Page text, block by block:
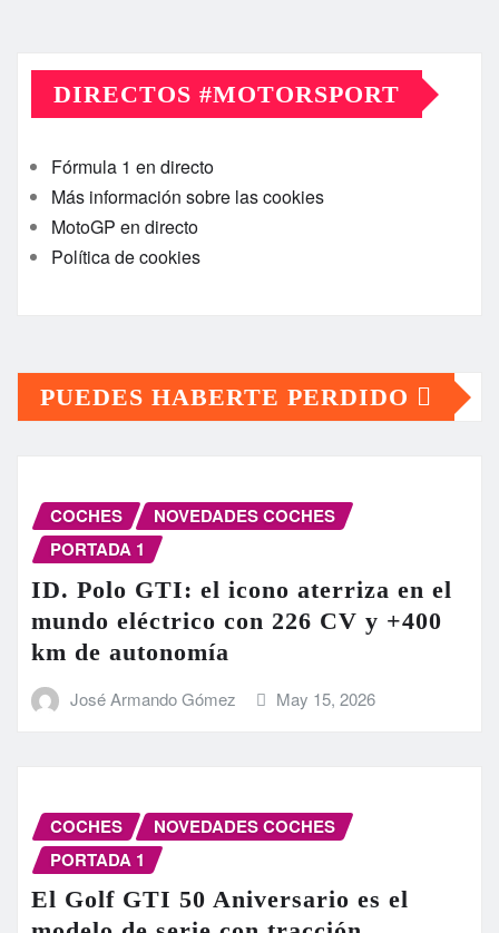
DIRECTOS #MOTORSPORT
Fórmula 1 en directo
Más información sobre las cookies
MotoGP en directo
Política de cookies
PUEDES HABERTE PERDIDO
COCHES
NOVEDADES COCHES
PORTADA 1
ID. Polo GTI: el icono aterriza en el
mundo eléctrico con 226 CV y +400
km de autonomía
José Armando Gómez May 15, 2026
COCHES
NOVEDADES COCHES
PORTADA 1
El Golf GTI 50 Aniversario es el